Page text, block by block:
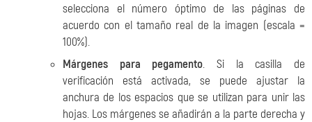
selecciona el número óptimo de las páginas de
acuerdo con el tamaño real de la imagen (escala =
100%).
Márgenes para pegamento. Si la casilla de
verificación está activada, se puede ajustar la
anchura de los espacios que se utilizan para unir las
hojas. Los márgenes se añadirán a la parte derecha y